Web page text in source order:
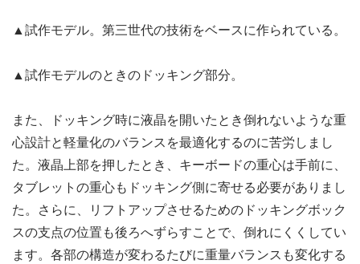
▲試作モデル。第三世代の技術をベースに作られている。
▲試作モデルのときのドッキング部分。
また、ドッキング時に液晶を開いたとき倒れないような重
心設計と軽量化のバランスを最適化するのに苦労しまし
た。液晶上部を押したとき、キーボードの重心は手前に、
タブレットの重心もドッキング側に寄せる必要がありまし
た。さらに、リフトアップさせるためのドッキングボック
スの支点の位置も後ろへずらすことで、倒れにくくしてい
ます。各部の構造が変わるたびに重量バランスも変化する